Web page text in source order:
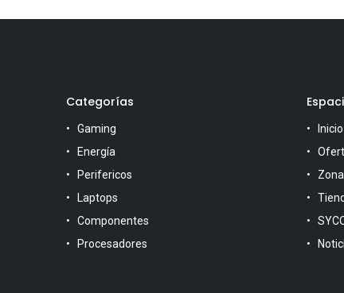
Categorías
Gaming
Energía
Perifericos
Laptops
Componentes
Procesadores
Inicio